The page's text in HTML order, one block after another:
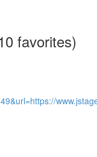
favorites)